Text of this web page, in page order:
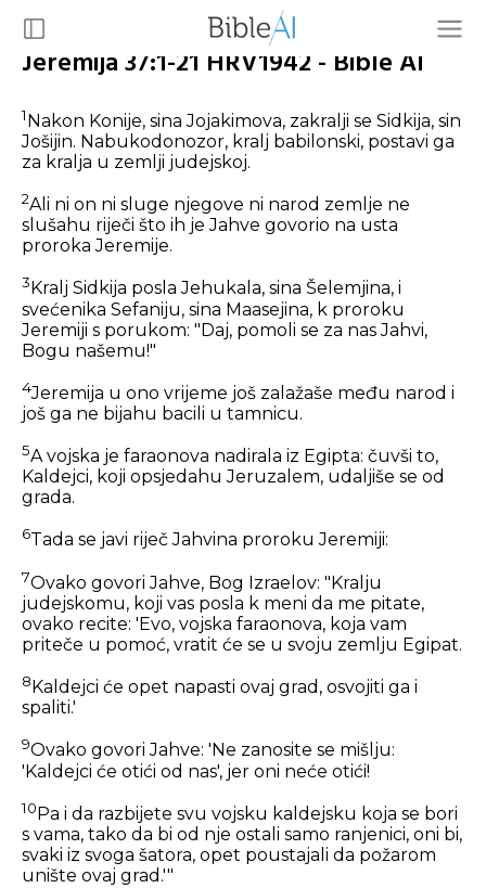
Jeremija 37:1-21 HRV1942 - Bible AI
1Nakon Konije, sina Jojakimova, zakralji se Sidkija, sin
Jošijin. Nabukodonozor, kralj babilonski, postavi ga
za kralja u zemlji judejskoj.
2Ali ni on ni sluge njegove ni narod zemlje ne
slušahu riječi što ih je Jahve govorio na usta
proroka Jeremije.
3 Kralj Sidkija posla Jehukala, sina Šelemjina, i
svećenika Sefaniju, sina Maasejina, k proroku
Jeremiji s porukom: "Daj, pomoli se za nas Jahvi,
Bogu našemu!"
4Jeremija u ono vrijeme još zalažaše među narod i
još ga ne bijahu bacili u tamnicu.
5A vojska je faraonova nadirala iz Egipta: čuvši to,
Kaldejci, koji opsjedahu Jeruzalem, udaljiše se od
grada.
6Tada se javi riječ Jahvina proroku Jeremiji:
7Ovako govori Jahve, Bog Izraelov: "Kralju
judejskomu, koji vas posla k meni da me pitate,
ovako recite: 'Evo, vojska faraonova, koja vam
priteče u pomoć, vratit će se u svoju zemlju Egipat.
8 Kaldejci će opet napasti ovaj grad, osvojiti ga i
spaliti.'
9Ovako govori Jahve: 'Ne zanosite se mišlju:
'Kaldejci će otići od nas', jer oni neće otići!
10Pa i da razbijete svu vojsku kaldejsku koja se bori
s vama, tako da bi od nje ostali samo ranjenici, oni bi,
svaki iz svoga šatora, opet poustajali da požarom
unište ovaj grad.'"